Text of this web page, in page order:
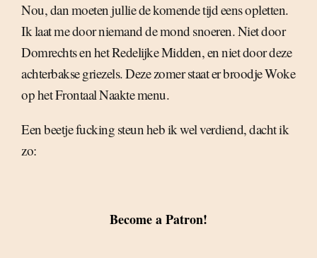
Nou, dan moeten jullie de komende tijd eens opletten.
Ik laat me door niemand de mond snoeren. Niet door
Domrechts en het Redelijke Midden, en niet door deze
achterbakse griezels. Deze zomer staat er broodje Woke
op het Frontaal Naakte menu.
Een beetje fucking steun heb ik wel verdiend, dacht ik
zo:
Become a Patron!